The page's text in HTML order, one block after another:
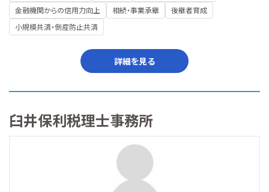
金融機関からの信用力向上
相続・事業承継
後継者育成
小規模共済・倒産防止共済
詳細を見る
臼井保利税理士事務所